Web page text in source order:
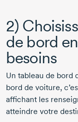
2)
de bord
besoins
Un tableau de bord
bord de voiture,
affichant les
atteindre votre